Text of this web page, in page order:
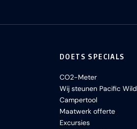
DOETS SPECIALS
CO2-Meter
Wij steunen Pacific Wild
Campertool
Maatwerk offerte
Excursies